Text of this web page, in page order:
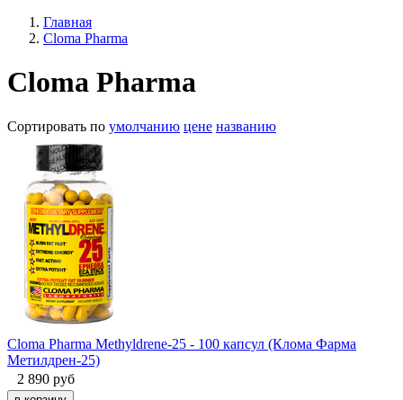
Главная
Cloma Pharma
Cloma Pharma
Сортировать по умолчанию цене названию
Cloma Pharma Methyldrene-25 - 100 капсул (Клома Фарма
Метилдрен-25)
2 890 руб